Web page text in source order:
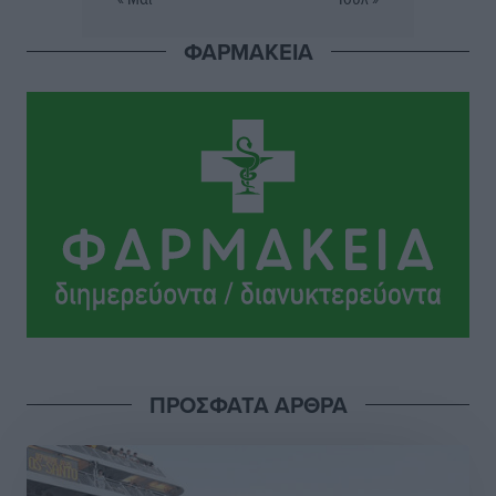
Αθλητικά• πριν 7 ώρες
Σι Τζέι Χάρις: «Να πανηγυρίσουμε πολλές νίκες μαζί»
Αθλητικά • πριν 8 ώρες
Ροδήλιος: Ο απολογισμός από το Πανελλήνιο
Πρωτάθλημα Πίστας
Αθλητικά• πριν 8 ώρες
ΦΑΡΜΑΚΕΙΑ
ΠΡΟΣΦΑΤΑ ΑΡΘΡΑ